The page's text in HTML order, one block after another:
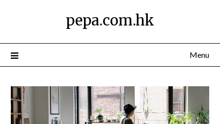
pepa.com.hk
Menu